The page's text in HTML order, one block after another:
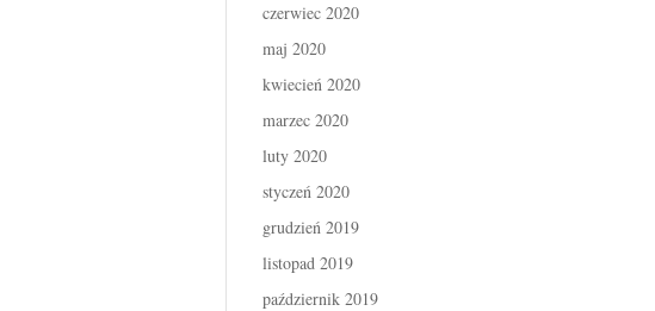
czerwiec 2020
maj 2020
kwiecień 2020
marzec 2020
luty 2020
styczeń 2020
grudzień 2019
listopad 2019
październik 2019